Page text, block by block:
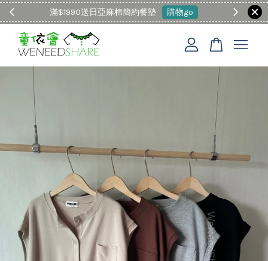
滿$1990送日亞麻棉簡約餐墊 購物go 童裝
您的購物車目前還是空的。